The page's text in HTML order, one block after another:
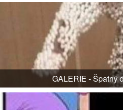
GALERIE - Špatný